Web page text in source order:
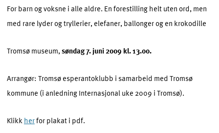
For barn og voksne i alle aldre. En forestilling helt uten ord, men
med rare lyder og tryllerier, elefaner, ballonger og en krokodille
Tromsø museum,søndag 7. juni 2009 kl. 13.00.
Arrangør: Tromsø esperantoklubb i samarbeid med Tromsø
kommune (i anledning Internasjonal uke 2009 i Tromsø).
Klikkherfor plakat i pdf.